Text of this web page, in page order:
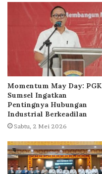
Momentum May Day: PGK
Sumsel Ingatkan
Pentingnya Hubungan
Industrial Berkeadilan
Sabtu, 2 Mei 2026